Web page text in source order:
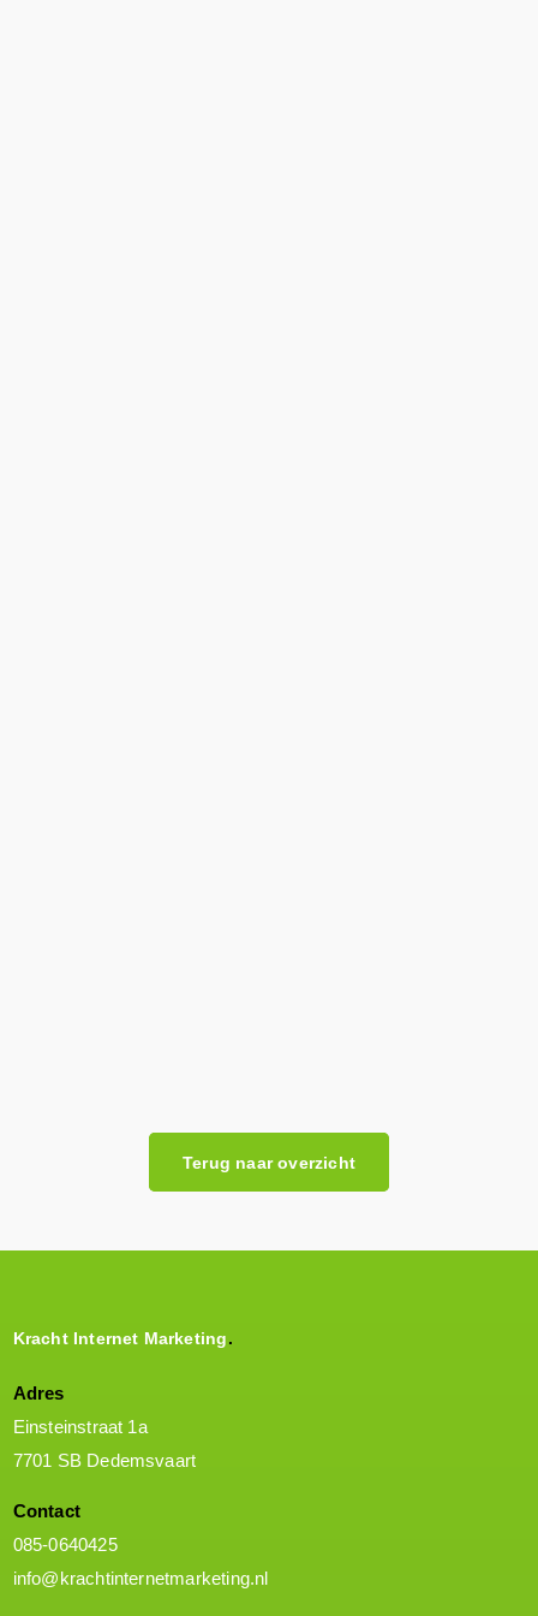
Terug naar overzicht
Kracht Internet Marketing
Adres
Einsteinstraat 1a
7701 SB Dedemsvaart
Contact
085-0640425
info@krachtinternetmarketing.nl